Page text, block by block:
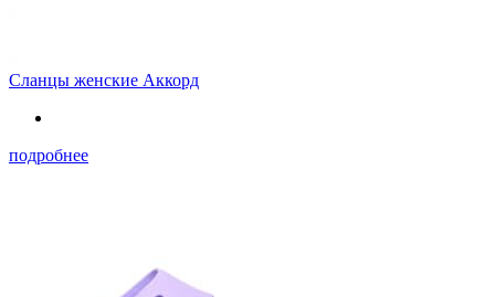
Сланцы женские Аккорд
подробнее